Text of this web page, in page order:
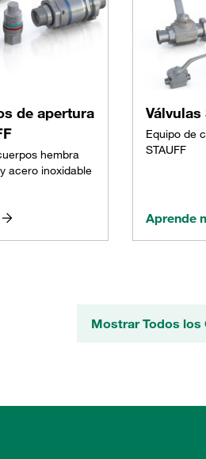
de apertura
hembra
acero inoxidable
Válvulas
Equipo de
STAUFF
Aprende
Mostrar Todos los